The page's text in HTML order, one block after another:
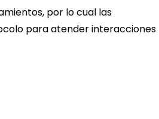
por lo cual las
para atender interacciones